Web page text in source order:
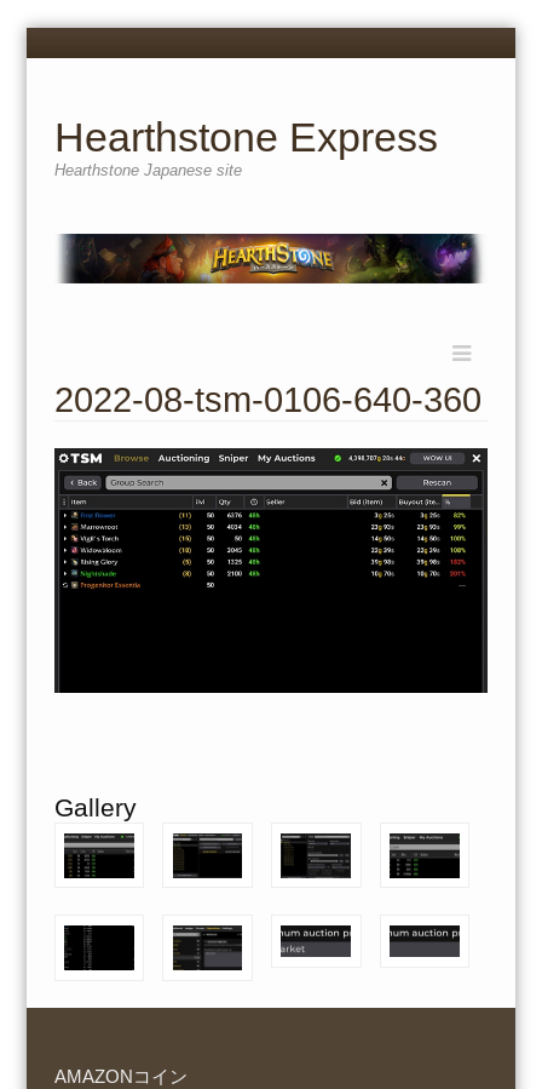
Menu
Hearthstone Express
Hearthstone Japanese site
content
2022-08-tsm-0106-640-360
Gallery
AMAZONコイン